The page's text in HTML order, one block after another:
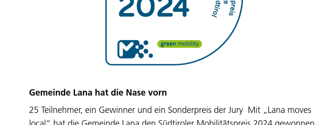
Gemeinde Lana hat die Nase vorn
25 Teilnehmer, ein Gewinner und ein Sonderpreis der Jury Mit „Lana moves